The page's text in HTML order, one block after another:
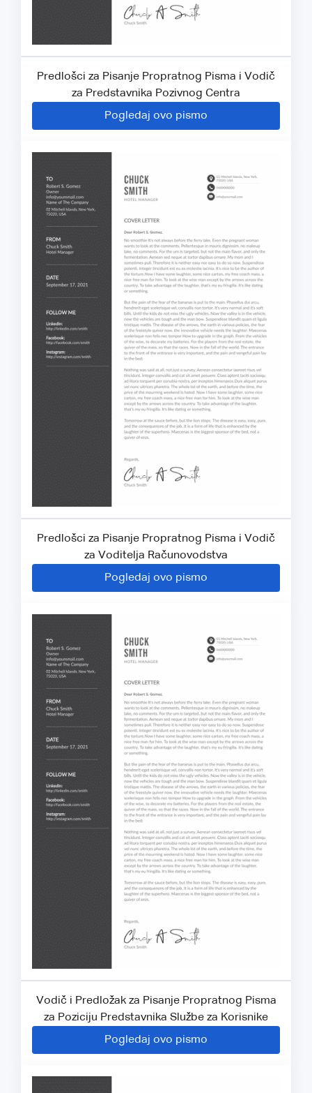
Predlošci za Pisanje Propratnog Pisma i Vodič
za Predstavnika Pozivnog Centra
Pogledaj ovo pismo
Predlošci za Pisanje Propratnog Pisma i Vodič
za Voditelja Računovodstva
Pogledaj ovo pismo
Vodič i Predložak za Pisanje Propratnog Pisma
za Poziciju Predstavnika Službe za Korisnike
Pogledaj ovo pismo